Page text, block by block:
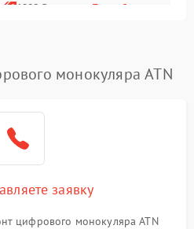
1000 ₽ Подробнее →
500 ₽
1500 ₽
1000 ₽ Подробнее →
монокуляра ATN
заявку
цифрового монокуляра ATN